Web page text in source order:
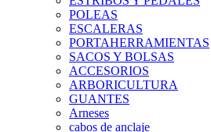
POLEAS
ESCALERAS
PORTAHERRAMIENTAS
SACOS Y BOLSAS
ACCESORIOS
ARBORICULTURA
GUANTES
Arneses
cabos de anclaje